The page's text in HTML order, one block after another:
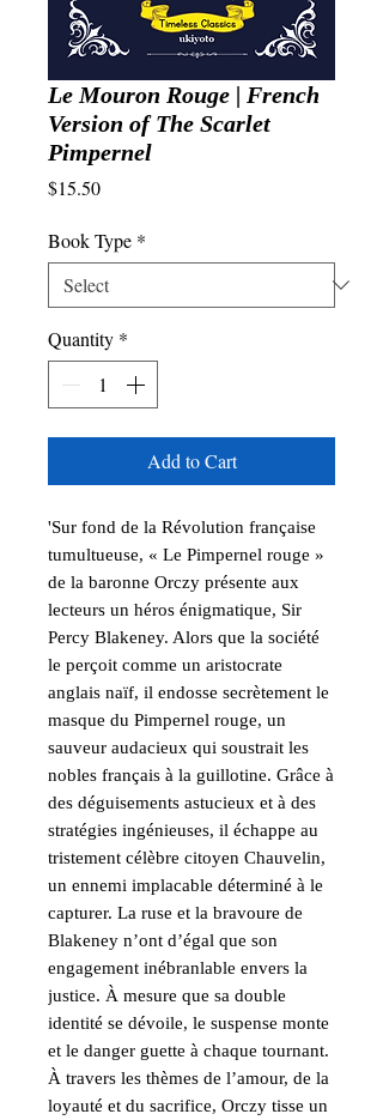
Le Mouron Rouge | French
Version of The Scarlet
Pimpernel
$15.50Price
Book Type *
Quantity *
Add to Cart
'Sur fond de la Révolution française
tumultueuse, « Le Pimpernel rouge »
de la baronne Orczy présente aux
lecteurs un héros énigmatique, Sir
Percy Blakeney. Alors que la société
le perçoit comme un aristocrate
anglais naïf, il endosse secrètement le
masque du Pimpernel rouge, un
sauveur audacieux qui soustrait les
nobles français à la guillotine. Grâce à
des déguisements astucieux et à des
stratégies ingénieuses, il échappe au
tristement célèbre citoyen Chauvelin,
un ennemi implacable déterminé à le
capturer. La ruse et la bravoure de
Blakeney n’ont d’égal que son
engagement inébranlable envers la
justice. À mesure que sa double
identité se dévoile, le suspense monte
et le danger guette à chaque tournant.
À travers les thèmes de l’amour, de la
loyauté et du sacrifice, Orczy tisse un